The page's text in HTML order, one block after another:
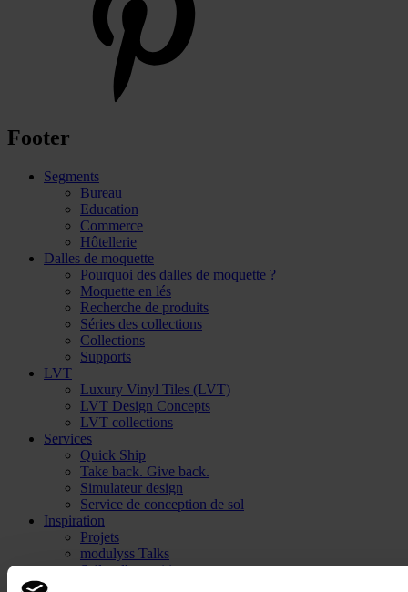
Footer
Segments
Bureau
Education
Commerce
Hôtellerie
Dalles de moquette
Pourquoi des dalles de moquette ?
Moquette en lés
Recherche de produits
Séries des collections
Collections
Supports
LVT
Luxury Vinyl Tiles (LVT)
LVT Design Concepts
LVT collections
Services
Quick Ship
Take back. Give back.
Simulateur design
Service de conception de sol
Inspiration
Projets
modulyss Talks
Salles d'expositions